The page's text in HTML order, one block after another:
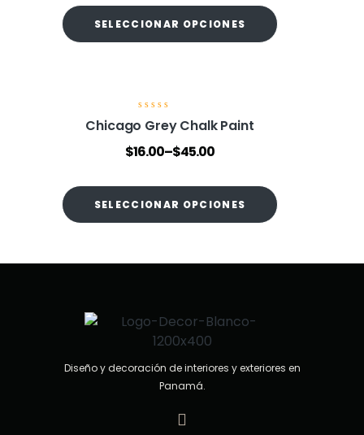
d
o
e
n
SELECCIONAR OPCIONES
a
o
d
o
e
n
5
Chicago Grey Chalk Paint
$16.00–$45.00
SELECCIONAR OPCIONES
Diseño y decoración de interiores y exteriores en
Panamá.